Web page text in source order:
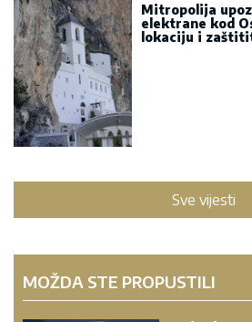
Mitropolija
elektrane kod
lokaciju i
Sve vijesti
MOŽDA STE PROPUSTILI